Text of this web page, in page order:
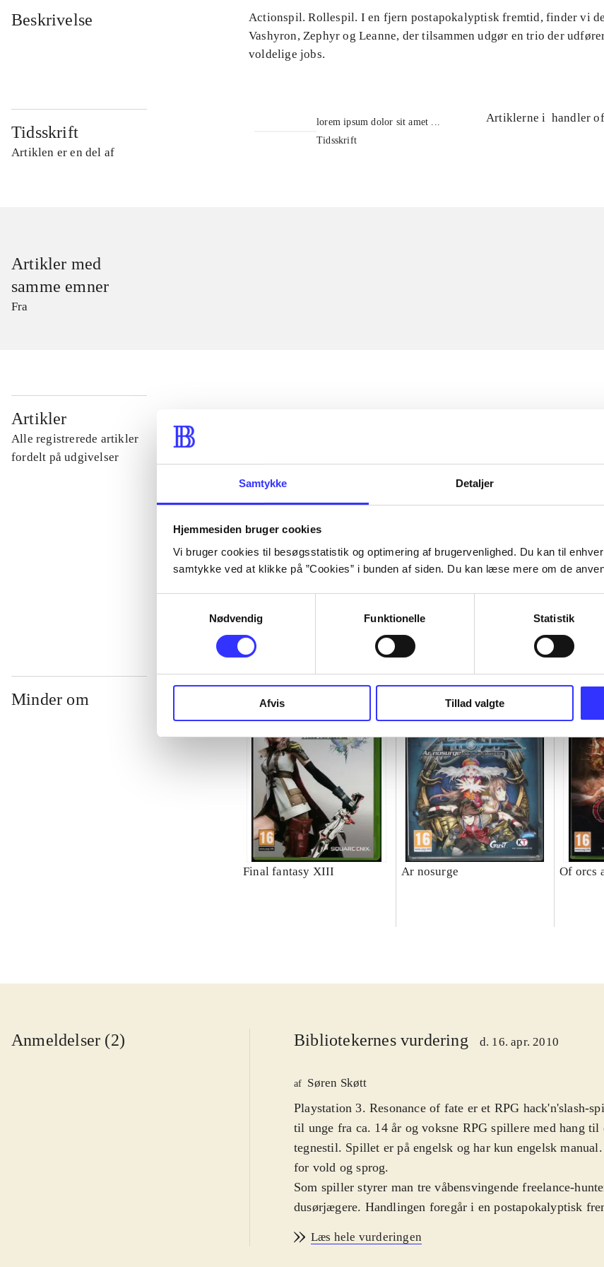
Samtykke Detaljer
Hjemmesiden bruger cookies
Vi bruger cookies til besøgsstatistik og optimering af brugervenlighed. Du kan til
samtykke ved at klikke på ”Cookies” i bunden af siden. Du kan læse mere om de
Nødvendig
Funktionelle Statistik
Afvis Tillad valgte
Beskrivelse
Actionspil. Rollespil. I en fjern postapokalyptisk fremtid, finder vi
Vashyron, Zephyr og Leanne, der tilsammen udgør en trio der
voldelige jobs.
Tidsskrift
Artiklen er en del af
lorem ipsum dolor sit amet ...
Tidsskrift
Artiklerne i handler
Artikler med
samme emner
Fra
Artikler
Alle registrerede artikler
fordelt på udgivelser
...
...
Minder om
Final fantasy XIII Ar nosurge Of orcs
Anmeldelser (2) Bibliotekernes vurdering d. 16. apr. 2010
af Søren Skøtt
Playstation 3. Resonance of fate er et RPG hack'n'slash-
til unge fra ca. 14 år og voksne RPG spillere med hang til
tegnestil. Spillet er på engelsk og har kun engelsk
for vold og sprog.
Som spiller styrer man tre våbensvingende freelance-
dusørjægere. Handlingen foregår i en postapokalyptisk
på randen af undergang. Man vælger selv sine missioner
Læs hele vurderingen